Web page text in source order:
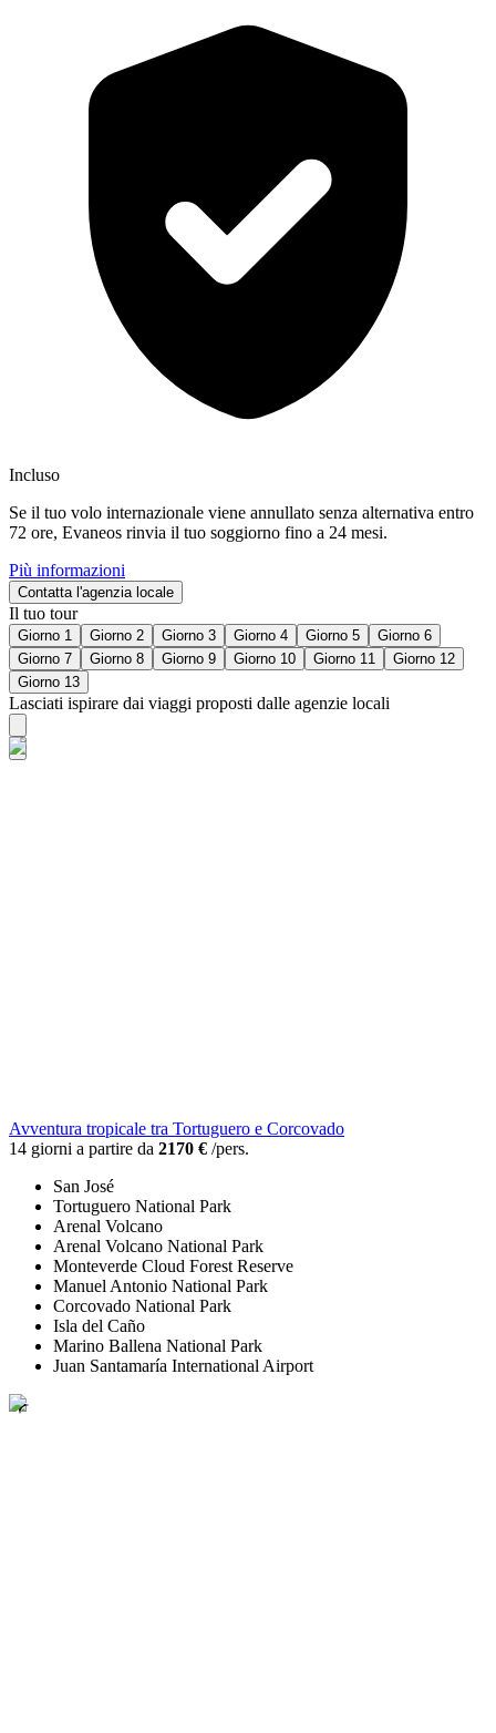
Incluso
Se il tuo volo internazionale viene annullato senza alternativa entro
72 ore, Evaneos rinvia il tuo soggiorno fino a 24 mesi.
Più informazioni
Contatta l'agenzia locale
Il tuo tour
Giorno 1 Giorno 2 Giorno 3 Giorno 4 Giorno 5
Giorno 6
Giorno 7
Giorno 8 Giorno 9 Giorno 10 Giorno 11
Giorno 12
Giorno 13
Lasciati ispirare dai viaggi proposti dalle agenzie locali
Avventura tropicale tra Tortuguero e Corcovado
14 giorni a partire da 2170 € /pers.
San José
Tortuguero National Park
Arenal Volcano
Arenal Volcano National Park
Monteverde Cloud Forest Reserve
Manuel Antonio National Park
Corcovado National Park
Isla del Caño
Marino Ballena National Park
Juan Santamaría International Airport